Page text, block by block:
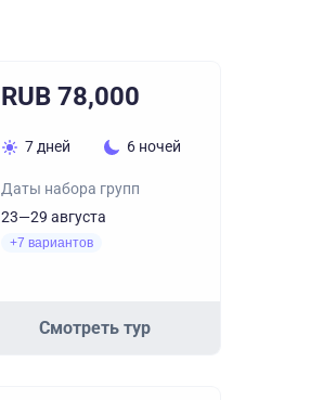
RUB 78,000
7 дней 6 ночей
Даты набора групп
23—29 августа
+7 вариантов
Смотреть тур